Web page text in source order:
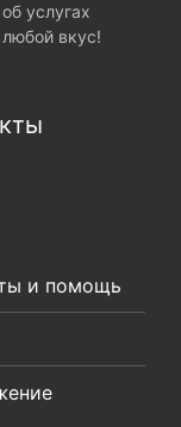
услугах
вкус!
и помощь